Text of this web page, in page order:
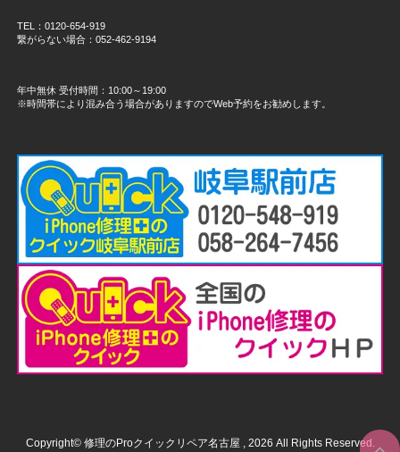
TEL：0120-654-919
繋がらない場合：052-462-9194
年中無休 受付時間：10:00～19:00
※時間帯により混み合う場合がありますのでWeb予約をお勧めします。
Copyright© 修理のProクイックリペア名古屋 , 2026 All Rights Reserved.